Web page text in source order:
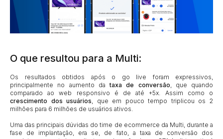
O que resultou para a Multi:
Os resultados obtidos após o go live foram expressivos,
principalmente no aumento dataxa de conversão, que quando
comparado ao web responsivo é de até +5x. Assim como o
crescimento dos usuários, que em pouco tempo triplicou os 2
milhões para 6 milhões de usuários ativos.
Uma das principais dúvidas do time de ecommerce da Multi, durante a
fase de implantação, era se, de fato, a taxa de conversão dos